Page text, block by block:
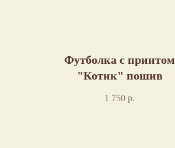
Футболка с принтом
"Котик" пошив
1 750 р.